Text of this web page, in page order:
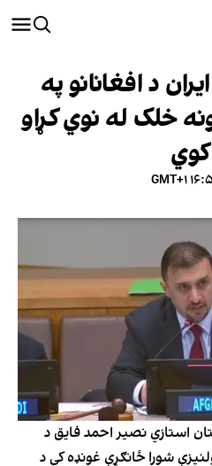
د افغانانو په
خلک له نوي کړاو
استازي نصیر احمد فایق د
شورا ځانګړې غونډه کې د